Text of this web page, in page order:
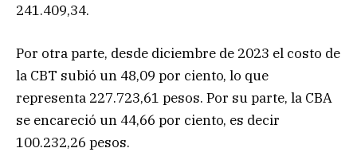
241.409,34.
Por otra parte, desde diciembre de 2023 el costo de
la CBT subió un 48,09 por ciento, lo que
representa 227.723,61 pesos. Por su parte, la CBA
se encareció un 44,66 por ciento, es decir
100.232,26 pesos.